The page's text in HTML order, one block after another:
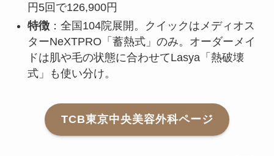
円5回で126,900円
特徴：全国104院展開。クイックはメディオス
ターNeXTPRO「蓄熱式」のみ。オーダーメイ
ドは肌や毛の状態に合わせてLasya「熱破壊
式」も使い分け。
TCB東京中央美容外科ページ